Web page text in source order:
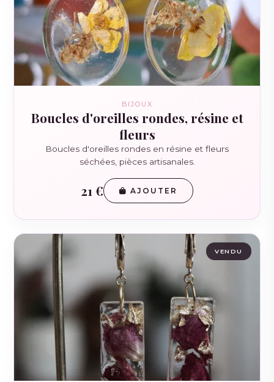
BIJOUX
Boucles d'oreilles rondes, résine et
fleurs
Boucles d'oreilles rondes en résine et fleurs
séchées, pièces artisanales.
21 € AJOUTER
VENDU